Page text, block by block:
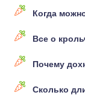
Когда
Все о
Почему
Сколько